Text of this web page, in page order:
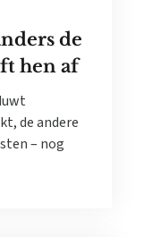
de
hen af
de andere
– nog